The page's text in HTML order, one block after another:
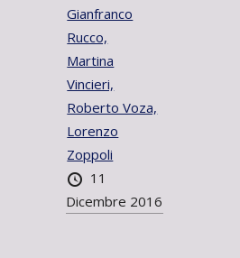
Gianfranco
Rucco,
Martina
Vincieri,
Roberto Voza,
Lorenzo
Zoppoli
11
Dicembre 2016